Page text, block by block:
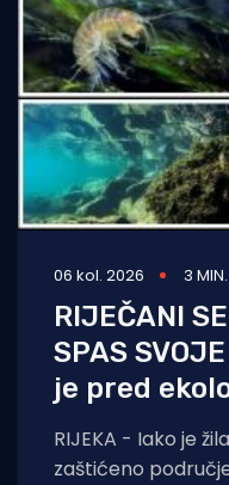
06 kol. 2026 3
RIJEČANI
SPAS
je pred
RIJEKA - Iako je
zaštićeno